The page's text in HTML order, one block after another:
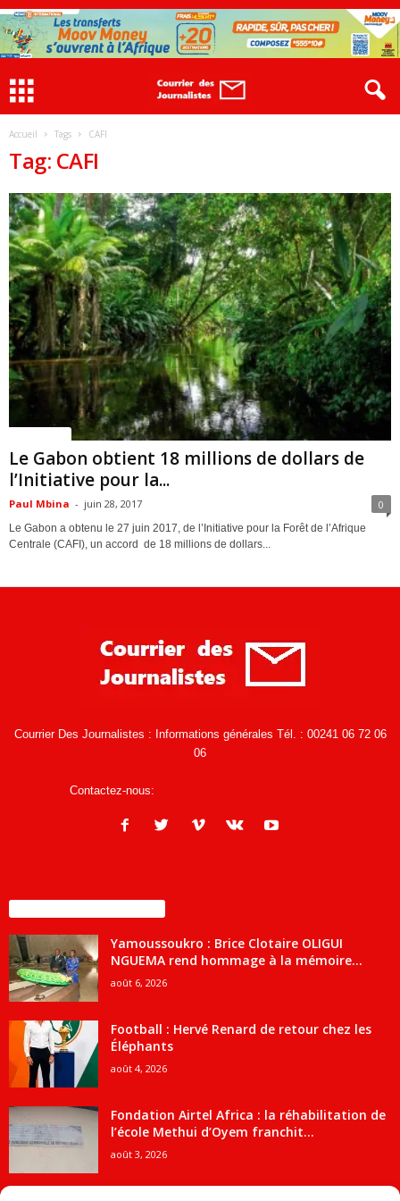
Accueil Tags CAFI
Tag: CAFI
Le Gabon obtient 18 millions de dollars de
l’Initiative pour la...
Paul Mbina - juin 28, 2017 0
Le Gabon a obtenu le 27 juin 2017, de l’Initiative pour la Forêt de l’Afrique
Centrale (CAFI), un accord de 18 millions de dollars...
Courrier Des Journalistes : Informations générales Tél. : 00241 06 72 06
06
Contactez-nous:
Yamoussoukro : Brice Clotaire OLIGUI
NGUEMA rend hommage à la mémoire...
août 6, 2026
Football : Hervé Renard de retour chez les
Éléphants
août 4, 2026
Fondation Airtel Africa : la réhabilitation de
l’école Methui d’Oyem franchit...
août 3, 2026